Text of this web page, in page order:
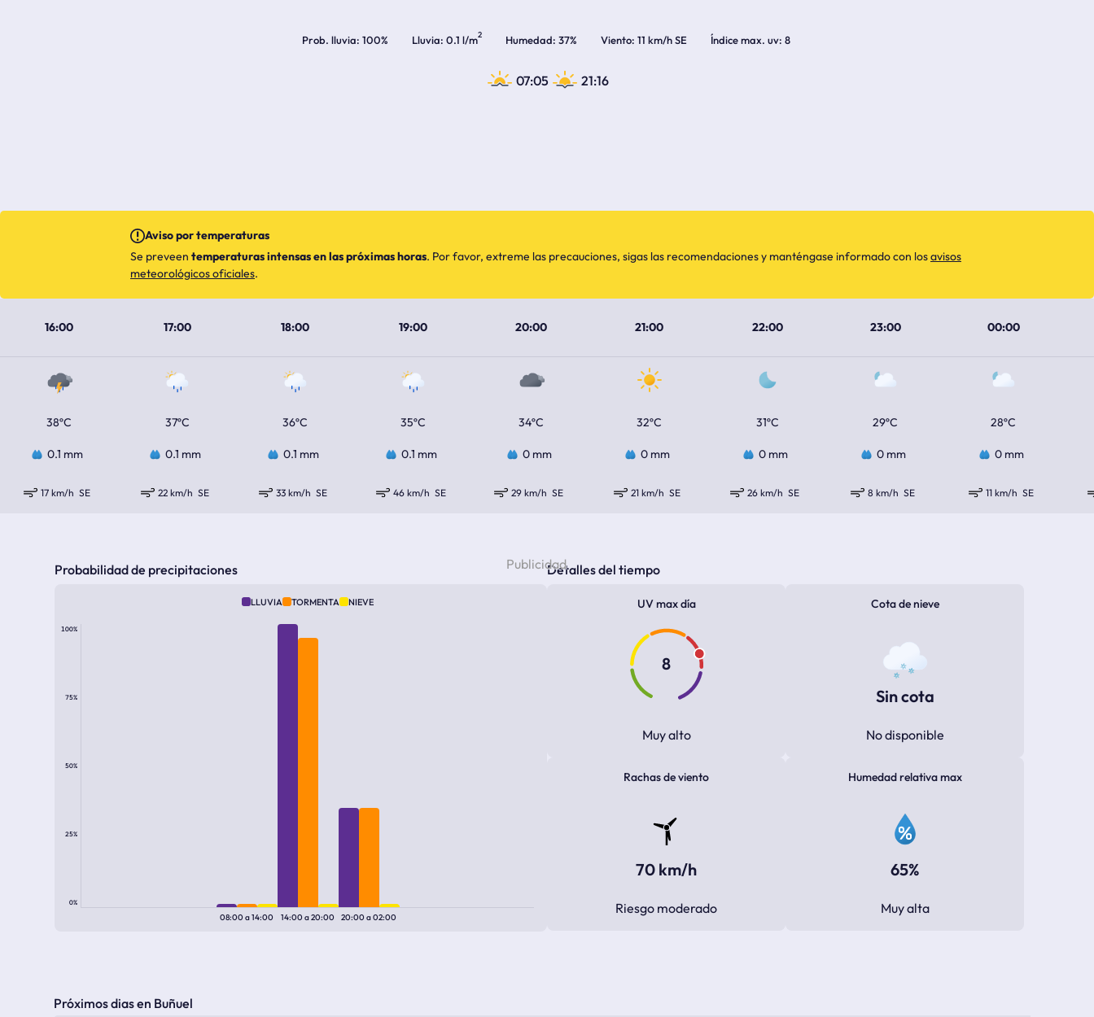
Prob. lluvia 100% Lluvia 0.1 l/m2 Humedad 37% Viento 11 km/h SE Índice max. uv 8
07:05 21:16
16:00 17:00 18:00 19:00 20:00 21:00 22:00 23:00 00:00
38ºC 37ºC 36ºC 35ºC 34ºC 32ºC 31ºC 29ºC 28ºC
0.1 mm 0.1 mm 0.1 mm 0.1 mm 0 mm 0 mm 0 mm 0 mm 0 mm
17 km/h SE 22 km/h SE 33 km/h SE 46 km/h SE 29 km/h SE 21 km/h SE 26 km/h SE 8 km/h SE 11 km/h SE
Aviso por temperaturas
Se preveen temperaturas intensas en las próximas horas. Por favor, extreme las precauciones, sigas las recomendaciones y manténgase informado con losavisos
meteorológicos oficiales.
Probabilidad de precipitaciones
LLUVIA TORMENTA NIEVE
100%
75%
50%
25%
0%
08:00a14:00 14:00a20:00 20:00a02:00
Detalles del tiempo
UV max día
8
Muy alto
Cota de nieve
Sin cota
No disponible
Rachas de viento
70 km/h
Riesgo moderado
Humedad relativa max
65%
Muy alta
Próximos dias en Buñuel